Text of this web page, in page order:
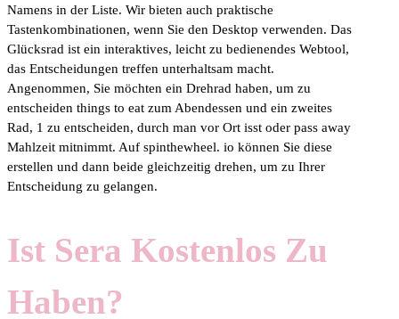
Namens in der Liste. Wir bieten auch praktische
Tastenkombinationen, wenn Sie den Desktop verwenden. Das
Glücksrad ist ein interaktives, leicht zu bedienendes Webtool,
das Entscheidungen treffen unterhaltsam macht.
Angenommen, Sie möchten ein Drehrad haben, um zu
entscheiden things to eat zum Abendessen und ein zweites
Rad, 1 zu entscheiden, durch man vor Ort isst oder pass away
Mahlzeit mitnimmt. Auf spinthewheel. io können Sie diese
erstellen und dann beide gleichzeitig drehen, um zu Ihrer
Entscheidung zu gelangen.
Ist Sera Kostenlos Zu
Haben?